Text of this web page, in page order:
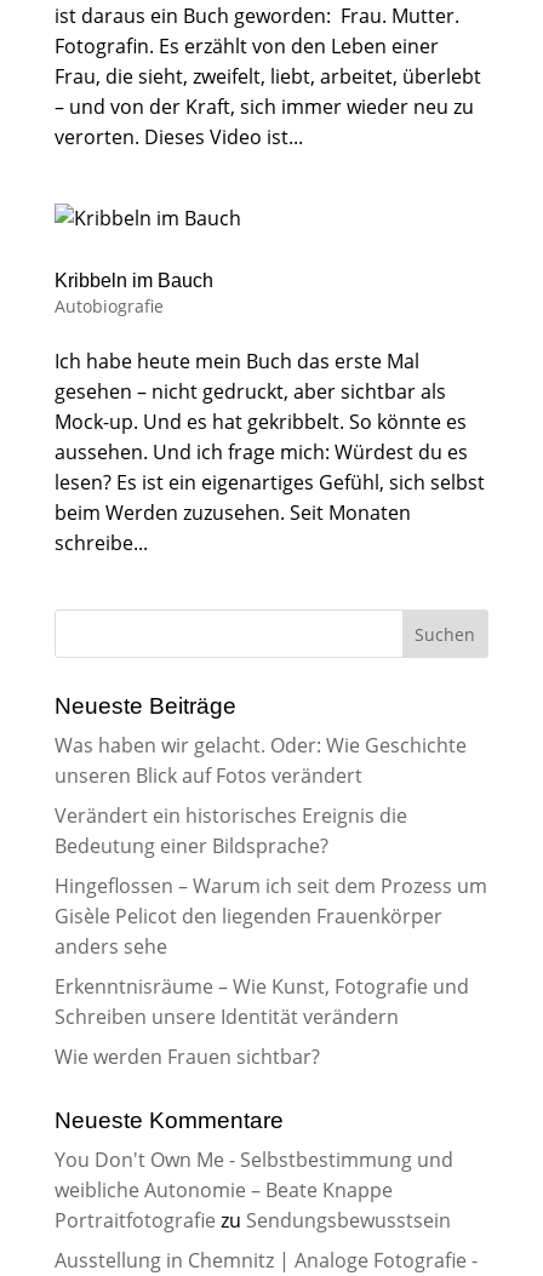
ist daraus ein Buch geworden: Frau. Mutter.
Fotografin. Es erzählt von den Leben einer
Frau, die sieht, zweifelt, liebt, arbeitet, überlebt
– und von der Kraft, sich immer wieder neu zu
verorten. Dieses Video ist...
Kribbeln im Bauch
Autobiografie
Ich habe heute mein Buch das erste Mal
gesehen – nicht gedruckt, aber sichtbar als
Mock-up. Und es hat gekribbelt. So könnte es
aussehen. Und ich frage mich: Würdest du es
lesen? Es ist ein eigenartiges Gefühl, sich selbst
beim Werden zuzusehen. Seit Monaten
schreibe...
Neueste Beiträge
Was haben wir gelacht. Oder: Wie Geschichte
unseren Blick auf Fotos verändert
Verändert ein historisches Ereignis die
Bedeutung einer Bildsprache?
Hingeflossen – Warum ich seit dem Prozess um
Gisèle Pelicot den liegenden Frauenkörper
anders sehe
Erkenntnisräume – Wie Kunst, Fotografie und
Schreiben unsere Identität verändern
Wie werden Frauen sichtbar?
Neueste Kommentare
You Don't Own Me - Selbstbestimmung und
weibliche Autonomie – Beate Knappe
Portraitfotografie zu Sendungsbewusstsein
Ausstellung in Chemnitz | Analoge Fotografie -